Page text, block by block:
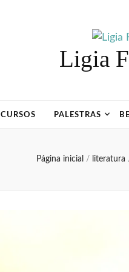
Ligia
CURSOS PALESTRAS
Página inicial / literatura